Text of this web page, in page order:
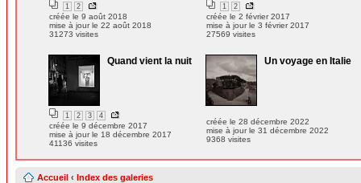
1 2
créée le 9 août 2018
mise à jour le 22 août 2018
31273 visites
1 2
créée le 2 février 2017
mise à jour le 3 février 2017
27569 visites
Quand vient la nuit
1 2 3 4
créée le 9 décembre 2017
mise à jour le 18 décembre 2017
41136 visites
Un voyage en Italie
créée le 28 décembre 2022
mise à jour le 31 décembre 2022
9368 visites
Accueil ‹ Index des galeries